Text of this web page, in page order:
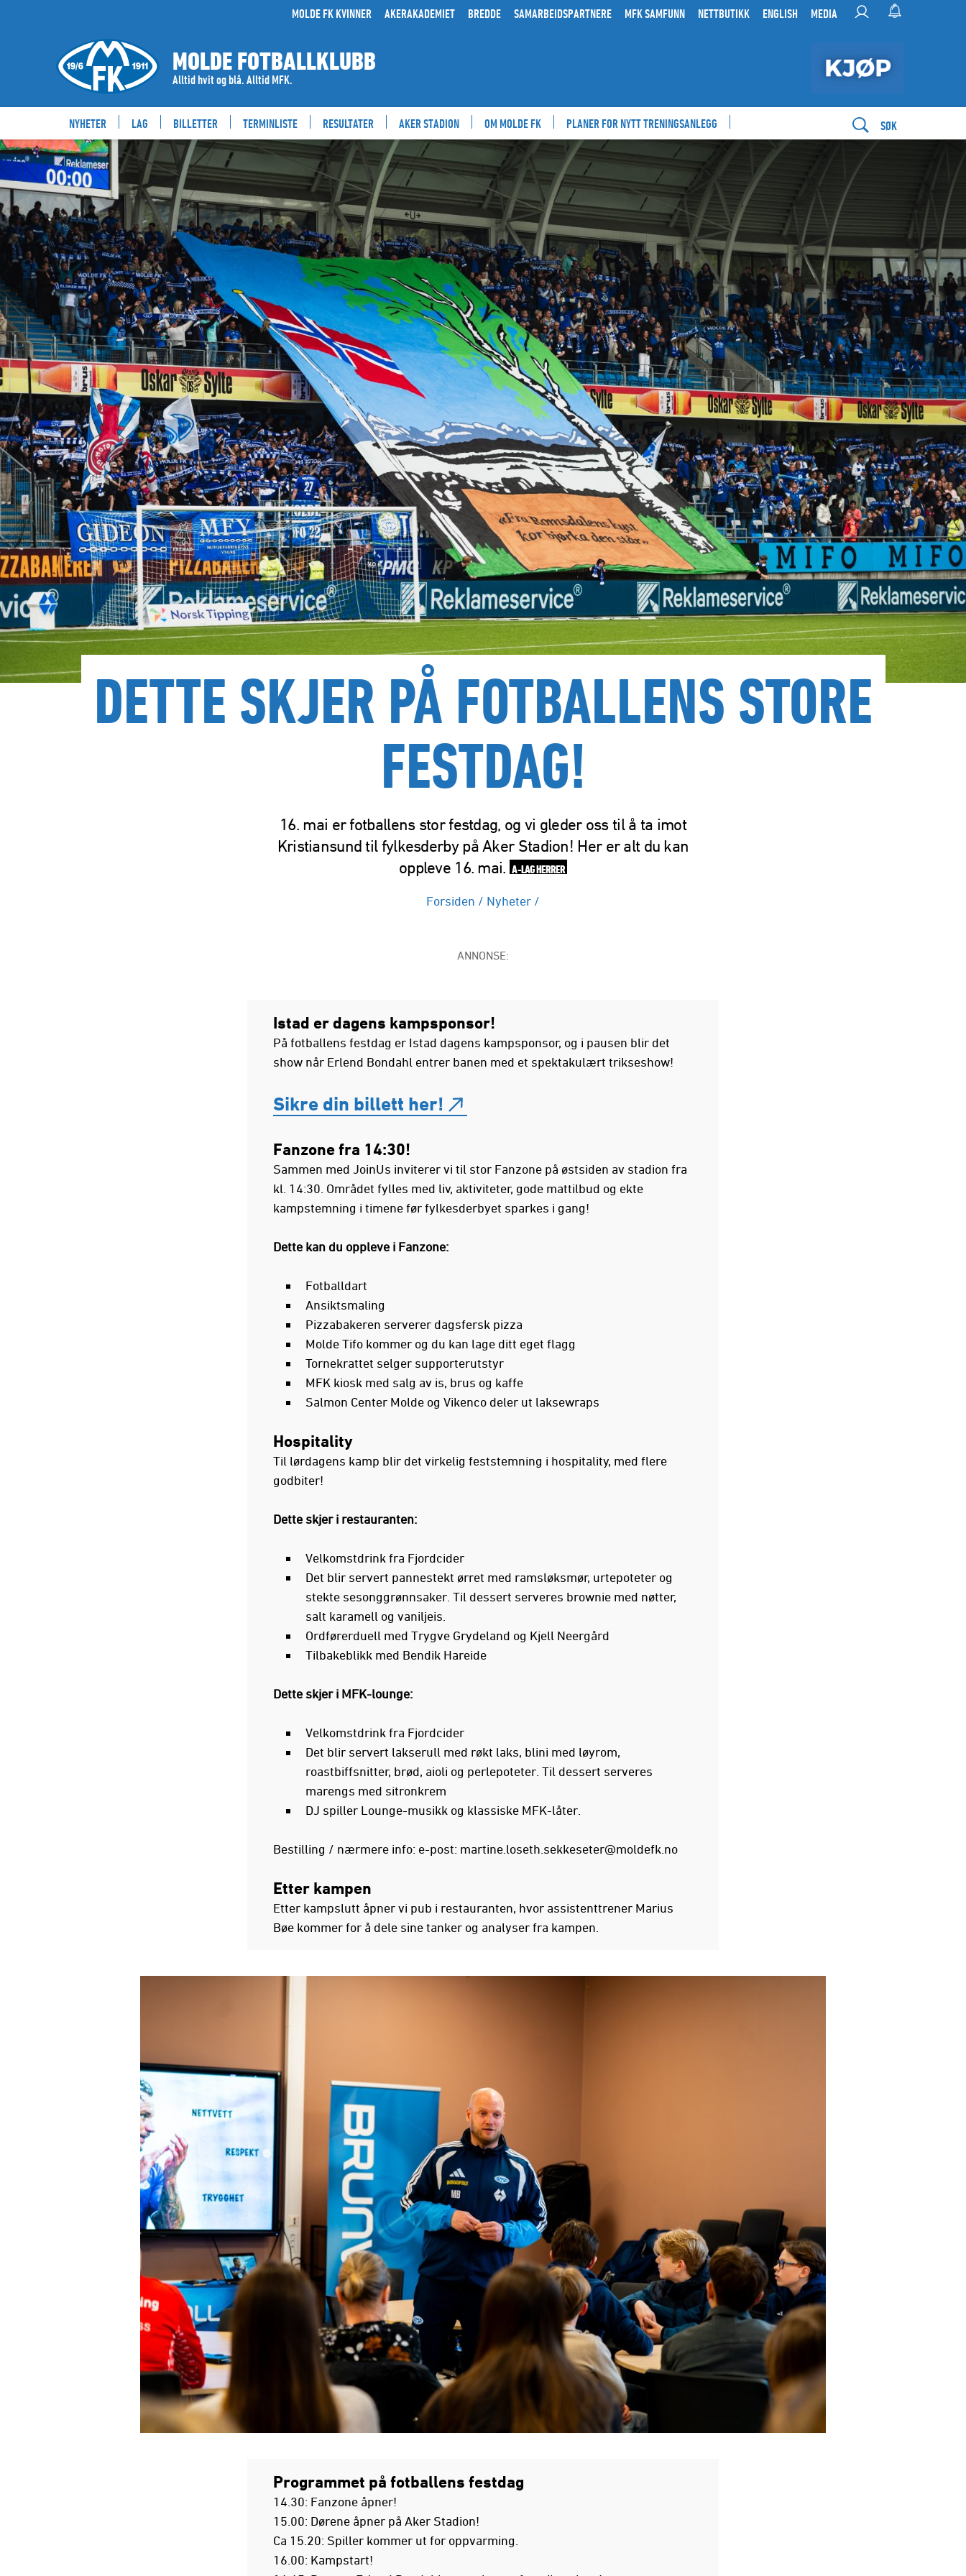
MOLDE FK KVINNER AKERAKADEMIET BREDDE SAMARBEIDSPARTNERE MFK SAMFUNN NETTBUTIKK ENGLISH MEDIA
MOLDE FOTBALLKLUBB
Alltid hvit og blå. Alltid MFK.
NYHETER LAG BILLETTER TERMINLISTE RESULTATER AKER STADION OM MOLDE FK PLANER FOR NYTT TRENINGSANLEGG SØK
DETTE SKJER PÅ FOTBALLENS STORE
FESTDAG!
16. mai er fotballens stor festdag, og vi gleder oss til å ta imot
Kristiansund til fylkesderby på Aker Stadion! Her er alt du kan
oppleve 16. mai. A-LAG HERRER
Forsiden / Nyheter /
ANNONSE:
Istad er dagens kampsponsor!
På fotballens festdag er Istad dagens kampsponsor, og i pausen blir det
show når Erlend Bondahl entrer banen med et spektakulært trikseshow!
Sikre din billett her!
Fanzone fra 14:30!
Sammen med JoinUs inviterer vi til stor Fanzone på østsiden av stadion fra
kl. 14:30. Området fylles med liv, aktiviteter, gode mattilbud og ekte
kampstemning i timene før fylkesderbyet sparkes i gang!
Dette kan du oppleve i Fanzone:
Fotballdart
Ansiktsmaling
Pizzabakeren serverer dagsfersk pizza
Molde Tifo kommer og du kan lage ditt eget flagg
Tornekrattet selger supporterutstyr
MFK kiosk med salg av is, brus og kaffe
Salmon Center Molde og Vikenco deler ut laksewraps
Hospitality
Til lørdagens kamp blir det virkelig feststemning i hospitality, med flere
godbiter!
Dette skjer i restauranten:
Velkomstdrink fra Fjordcider
Det blir servert pannestekt ørret med ramsløksmør, urtepoteter og
stekte sesonggrønnsaker. Til dessert serveres brownie med nøtter,
salt karamell og vaniljeis.
Ordførerduell med Trygve Grydeland og Kjell Neergård
Tilbakeblikk med Bendik Hareide
Dette skjer i MFK-lounge:
Velkomstdrink fra Fjordcider
Det blir servert lakserull med røkt laks, blini med løyrom,
roastbiffsnitter, brød, aioli og perlepoteter. Til dessert serveres
marengs med sitronkrem
DJ spiller Lounge-musikk og klassiske MFK-låter.
Bestilling / nærmere info: e-post: martine.loseth.sekkeseter@moldefk.no
Etter kampen
Etter kampslutt åpner vi pub i restauranten, hvor assistenttrener Marius
Bøe kommer for å dele sine tanker og analyser fra kampen.
Programmet på fotballens festdag
14.30: Fanzone åpner!
15.00: Dørene åpner på Aker Stadion!
Ca 15.20: Spiller kommer ut for oppvarming.
16.00: Kampstart!